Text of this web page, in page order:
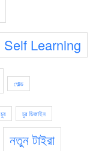
Self Learning
গোল্ড
চুর চুর ডিজাইন
নতুন টাইরা